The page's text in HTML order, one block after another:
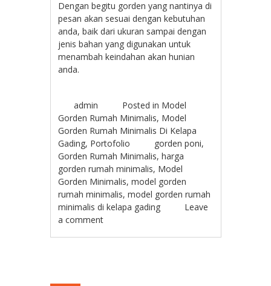
Dengan begitu gorden yang nantinya di
pesan akan sesuai dengan kebutuhan
anda, baik dari ukuran sampai dengan
jenis bahan yang digunakan untuk
menambah keindahan akan hunian
anda.
admin Posted in Model
Gorden Rumah Minimalis, Model
Gorden Rumah Minimalis Di Kelapa
Gading, Portofolio gorden poni,
Gorden Rumah Minimalis,harga
gorden rumah minimalis, Model
Gorden Minimalis,model gorden
rumah minimalis,model gorden rumah
minimalis di kelapa gading
Leave
a comment